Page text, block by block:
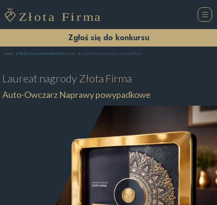
Zgłoś się do konkursu
Home Blacharstwo samochodowe Warszawa Auto-Owczarz Naprawy powypadkowe
Laureat nagrodyZłota Firma
Auto-Owczarz Naprawy powypadkowe